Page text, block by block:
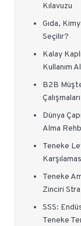
Kılavuzu
Gıda,
Seçilir?
Kalay
Kullanım
B2B
Çalışmaları
Dünya
Alma
Teneke
Teneke
Zinciri
SSS:
Teneke